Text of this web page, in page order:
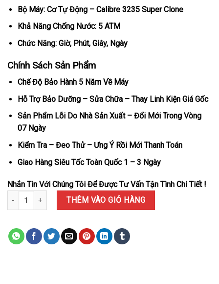
Bộ Máy: Cơ Tự Động – Calibre 3235 Super Clone
Khả Năng Chống Nước: 5 ATM
Chức Năng: Giờ, Phút, Giây, Ngày
Chính Sách Sản Phẩm
Chế Độ Bảo Hành 5 Năm Về Máy
Hỗ Trợ Bảo Dưỡng – Sửa Chữa – Thay Linh Kiện Giá Gốc
Sản Phẩm Lỗi Do Nhà Sản Xuất – Đổi Mới Trong Vòng
07 Ngày
Kiểm Tra – Đeo Thử – Ưng Ý Rồi Mới Thanh Toán
Giao Hàng Siêu Tốc Toàn Quốc 1 – 3 Ngày
Nhắn Tin Với Chúng Tôi Để Được Tư Vấn Tận Tình Chi Tiết !
Đồng Hồ Rolex Datejust 126303 Mặt Số Champagne Cọc Số
THÊM VÀO GIỎ HÀNG